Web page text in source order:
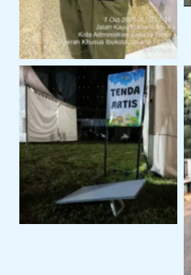
Penggunaan Untuk
Event Outdoor